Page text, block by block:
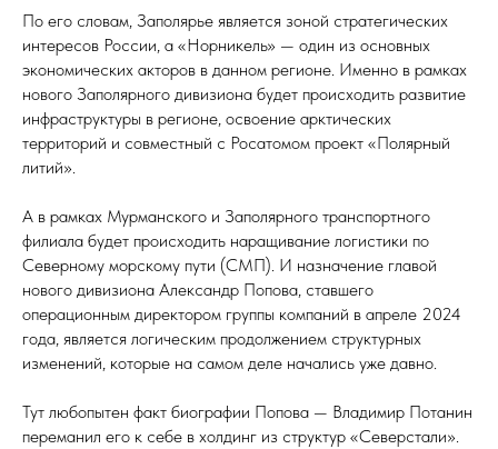
По его словам, Заполярье является зоной стратегических
интересов России, а «Норникель» — один из основных
экономических акторов в данном регионе. Именно в рамках
нового Заполярного дивизиона будет происходить развитие
инфраструктуры в регионе, освоение арктических
территорий и совместный с Росатомом проект «Полярный
литий».
А в рамках Мурманского и Заполярного транспортного
филиала будет происходить наращивание логистики по
Северному морскому пути (СМП). И назначение главой
нового дивизиона Александр Попова, ставшего
операционным директором группы компаний в апреле 2024
года, является логическим продолжением структурных
изменений, которые на самом деле начались уже давно.
Тут любопытен факт биографии Попова — Владимир Потанин
переманил его к себе в холдинг из структур «Северстали».